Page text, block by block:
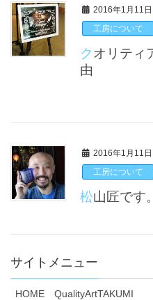
2016年1月11日
工房について
クオリティアートタクミを始めた理
由
2016年1月11日
工房について
松山匠です。
サイトメニュー
HOME QualityArtTAKUMI